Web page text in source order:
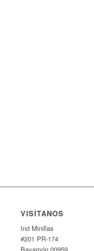
VISÍTANOS
Ind Minillas
#201 PR-174